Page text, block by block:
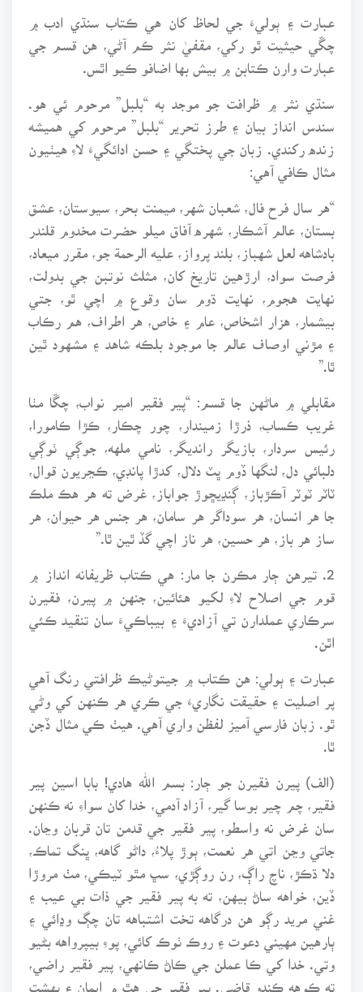
عبارت ۽ ٻوليءَ جي لحاظ کان هي ڪتاب سنڌي ادب ۾
چڱي حيثيت ٿو رکي، مقفيٰ نثر ڪم آڻي، هن قسم جي
عبارت وارن ڪتابن ۾ بيش بها اضافو ڪيو اٿس.
سنڌي نثر ۾ ظرافت جو موجد به “بلبل” مرحوم ئي هو.
سندس انداز بيان ۽ طرز تحرير “بلبل” مرحوم کي هميشه
زنده رکندي. زبان جي پختگي ۽ حسن ادائگيءَ لاءِ هيٺيون
مثال ڪافي آهي:
“هر سال فرح فال، شعبان شهر، ميمنت بحر، سيوستان، عشق
بستان، عالم آشڪار، شهره آفاق ميلو حضرت مخدوم قلندر
بادشاهه لعل شهباز، بلند پرواز، عليه الرحمة جو، مقرر ميعاد،
فرصت سواد، ارڙهين تاريخ کان، مثلث نوتبن جي بدولت،
نهايت هجوم، نهايت ڌوم سان وقوع ۾ اچي ٿو، جتي
بيشمار، هزار اشخاص، عام ۽ خاص، هر اطراف، هم رڪاب
۽ مڙني اوصاف عالم جا موجود بلڪه شاهد ۽ مشهود ٿين
ٿا.”
مقابلي ۾ ماڻهن جا قسم: “پير فقير امير نواب، چڱا مٺا
غريب ڪساب، ذرڙا زميندار، چور چڪار، ڪڙا ڪامورا،
رئيس سردار، بازيگر رانديگر، نامي ملهه، جوڳي ٺوڳي
دلبائي دل، لنگها ڏوم ڀٽ دلال، کدڙا پانڊي، ڪڃريون قوال،
ٽاٽر ٽوٽر آڪڙباز، ڳنڍيڇوڙ جواباز، غرض ته هر هڪ ملڪ
جا هر انسان، هر سوداگر هر سامان، هر جنس هر حيوان، هر
ساز هر باز، هر حسين، هر ناز اچي گڏ ٿين ٿا.”
2. تيرهن ڄار مڪرن جا مار: هي ڪتاب ظريفانه انداز ۾
قوم جي اصلاح لاءِ لکيو هئائين، جنهن ۾ پيرن، فقيرن
سرڪاري عملدارن تي آزاديءَ ۽ بيباڪيءَ سان تنقيد ڪئي
اٿن.
عبارت ۽ ٻولي: هن ڪتاب ۾ جيتوڻيڪ ظرافتي رنگ آهي
پر اصليت ۽ حقيقت نگاريءَ جي ڪري هر ڪنهن کي وڻي
ٿو. زبان فارسي آميز لفظن واري آهي. هيٺ ڪي مثال ڏجن
ٿا.
(الف) پيرن فقيرن جو ڄار: بسم الله هادي! بابا اسين پير
فقير، چم چير بوسا گير، آزاد آدمي، خدا کان سواءِ نه ڪنهن
سان غرض نه واسطو، پير فقير جي قدمن تان قربان وڃان.
جاتي وڃن اتي هر نعمت، ٻوڙ پلاءُ، داڻو گاهه، ڀنگ تماڪ،
دلا ڌڪڙ، ناچ راڳ، رن روڳڙي، سڀ مٿو ٽيڪي، مٺ مروڙا
ڏين، خواهه ساڻ بيهن، ته به پير فقير جي ذات بي عيب ۽
غني مريد رڳو هن درگاهه تخت اشتباهه تان چڳ وڍائي ۽
ٻارهين مهيني دعوت ۽ روڪ ٺوڪ کائي، پوءِ بيپرواهه بڻيو
وتي. خدا کي ڪا عملن جي ڪاڻ ڪانهي، پير فقير راضي،
ته ڪوهه ڪندو قاضي. پير فقير جي هٿ ۾ ايمان ۽ بهشت